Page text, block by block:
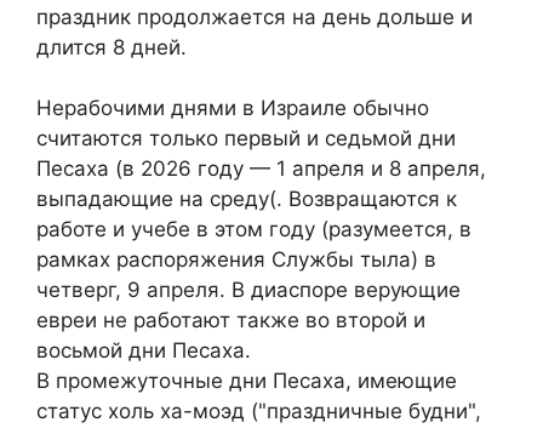
праздник продолжается на день дольше и
длится 8 дней.
Нерабочими днями в Израиле обычно
считаются только первый и седьмой дни
Песаха (в 2026 году — 1 апреля и 8 апреля,
выпадающие на среду(. Возвращаются к
работе и учебе в этом году (разумеется, в
рамках распоряжения Службы тыла) в
четверг, 9 апреля. В диаспоре верующие
евреи не работают также во второй и
восьмой дни Песаха.
В промежуточные дни Песаха, имеющие
статус холь ха-моэд ("праздничные будни",